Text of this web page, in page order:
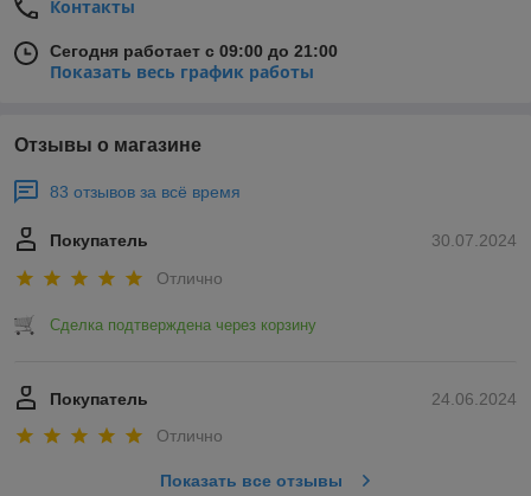
Контакты
Сегодня работает с 09:00 до 21:00
Показать весь график работы
Отзывы о магазине
83 отзывов за всё время
30.07.2024
Покупатель
Отлично
Сделка подтверждена через корзину
24.06.2024
Покупатель
Отлично
Показать все отзывы